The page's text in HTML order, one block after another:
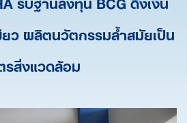
ว ผลิตนวัตกรรมล้ำสมัยเป็น
สิ่งแวดล้อม